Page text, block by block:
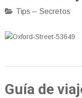
Tips – Secretos
Guía de